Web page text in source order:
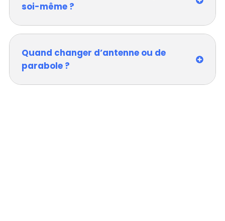
soi-même ?
Quand changer d’antenne ou de
parabole ?